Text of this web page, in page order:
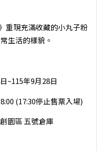
重現充滿收藏的小丸子粉
生活的樣貌。
~115年9月28日
(17:30停止售票入場)
園區 五號倉庫